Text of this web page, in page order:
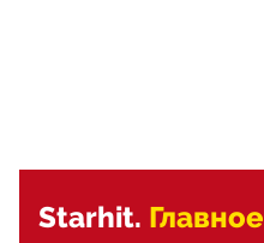
Starhit. Главное